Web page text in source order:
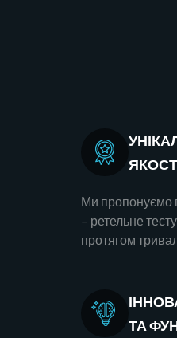
Ми пропонуємо
– ретельне
протягом
ТА